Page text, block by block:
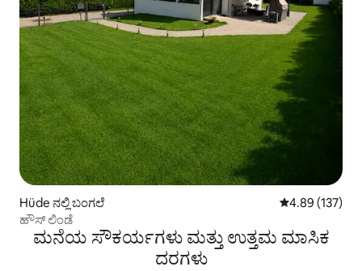
Hüde ನಲ್ಲಿ ಬಂಗಲೆ 5 ರಲ್ಲಿ 4.89
4.89 (137)
ಹೌಸ್ ಲಿಂಡೆ
ಮನೆಯ ಸೌಕರ್ಯಗಳು ಮತ್ತು ಉತ್ತಮ ಮಾಸಿಕ
ದರಗಳು